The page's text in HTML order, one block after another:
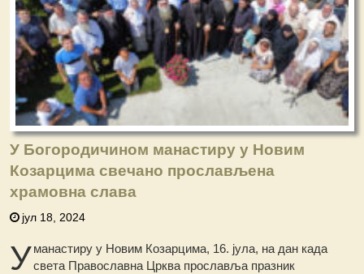
У Богородичином манастиру у Новим
Козарцима свечано прослављена
храмовна слава
јул 18, 2024
Уманастиру у Новим Козарцима, 16. јула, на дан када
света Православна Црква прославља празник